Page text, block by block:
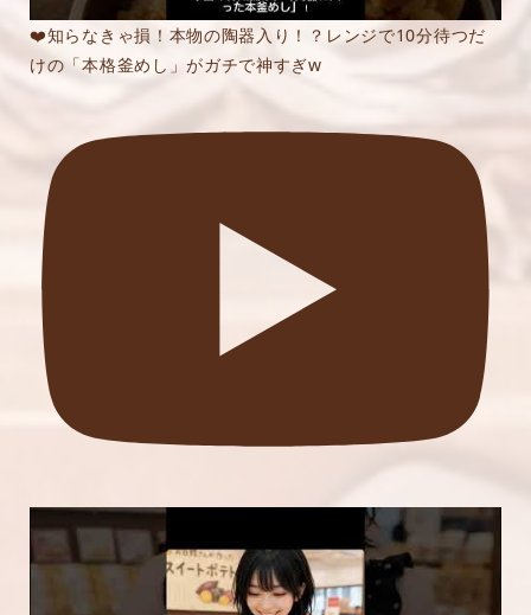
❤️知らなきゃ損！本物の陶器入り！？レンジで10分待つだ
けの「本格釜めし」がガチで神すぎw